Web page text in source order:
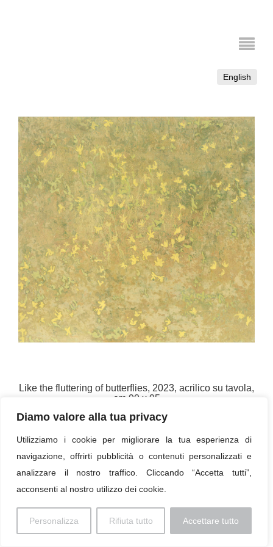
Diamo valore alla tua privacy
Utilizziamo i cookie per migliorare la tua esperienza di
navigazione, offrirti pubblicità o contenuti personalizzati e
analizzare il nostro traffico. Cliccando “Accetta tutti”,
acconsenti al nostro utilizzo dei cookie.
Personalizza Rifiuta tutto Accettare tutto
English
Like the fluttering of butterflies, 2023, acrilico su tavola,
cm 90 x 95
© 2026 Paolo Profaizer